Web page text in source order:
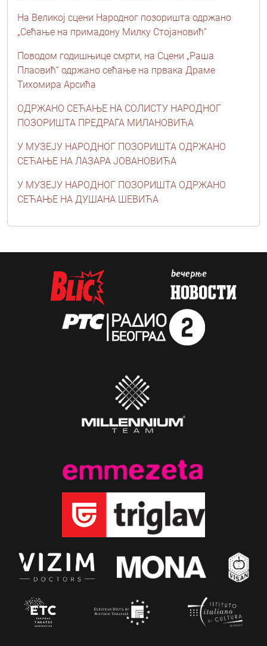
На Великој сцени Народног позоришта одржано
„Сећање на примадону Милку Стојановић“
Поводом годишњице смрти, на Сцени „Раша
Плаовић“ одржано сећање на првака Драме
Тихомира Арсића
ОДРЖАНО СЕЋАЊЕ НА СОЛИСТУ НАРОДНОГ
ПОЗОРИШТА ПРЕДРАГА МИЛАНОВИЋА
У МУЗЕЈУ НАРОДНОГ ПОЗОРИШТА ОДРЖАНО
СЕЋАЊЕ НА ЛАЗАРА ЈОВАНОВИЋА
У МУЗЕЈУ НАРОДНОГ ПОЗОРИШТА ОДРЖАНО
СЕЋАЊЕ НА ДУШАНА ШЕВИЋА